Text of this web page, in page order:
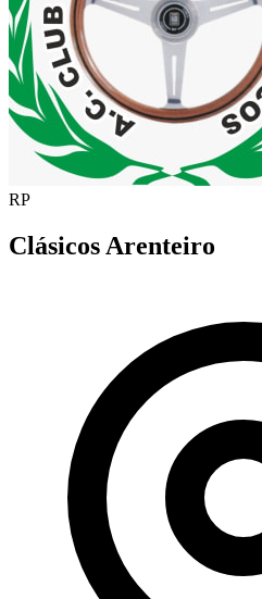
RP
Clásicos Arenteiro